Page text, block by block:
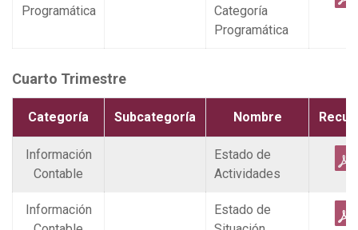
Programática
Categoría
Programática
Cuarto Trimestre
Categoría Subcategoría Nombre
Información
Contable
Estado de
Actividades
Información
Estado de